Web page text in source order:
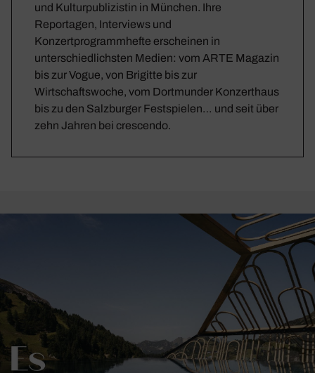
und Kulturpublizistin in München. Ihre
Reportagen, Interviews und
Konzertprogrammhefte erscheinen in
unterschiedlichsten Medien: vom ARTE Magazin
bis zur Vogue, von Brigitte bis zur
Wirtschaftswoche, vom Dortmunder Konzerthaus
bis zu den Salzburger Festspielen… und seit über
zehn Jahren bei crescendo.